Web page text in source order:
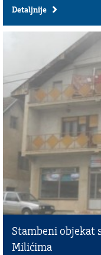
Detaljnije
Stambeni objekat
Milićima